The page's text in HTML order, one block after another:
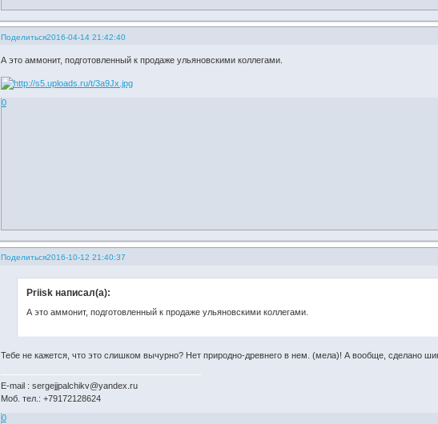
Поделиться2016-04-14 21:42:40
А это аммонит, подготовленный к продаже ульяновскими коллегами.
0
Поделиться2016-10-12 21:40:37
Priisk написал(а):
А это аммонит, подготовленный к продаже ульяновскими коллегами.
Тебе не кажется, что это слишком вычурно? Нет природно-древнего в нем. (мела)! А вообще, сделано
E-mail : sergejjpalchikv@yandex.ru
Моб. тел.: +79172128624
0